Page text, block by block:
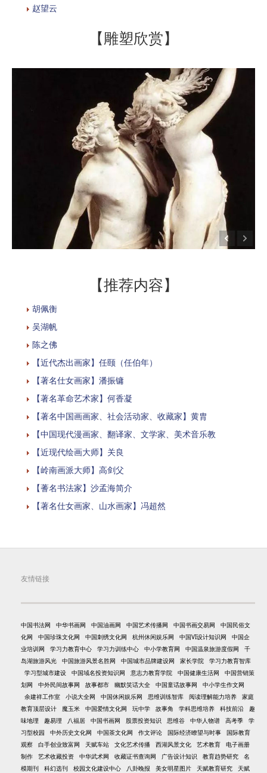
赵望云
【雕塑欣赏】
【推荐内容】
胡佩衡
吴湖帆
陈之佛
【近代杰出画家】任颐（任伯年）
【著名仕女画家】潘振镛
【著名革命艺术家】何香凝
【著名中国画画家、社会活动家、收藏家】黄胄
【中国现代漫画家、翻译家、文学家、美术音乐教
【近现代绘画大师】关良
【岭南画派大师】高剑父
【蓍名书法家】沙孟海简介
【著名仕女画家、山水画家】冯超然
友情链接
中国书法网 中华书画网 中国油画网 中国艺术传播网 中国书画交易网
中国民俗文
化网
中国珍珠文化网 中国刺绣文化网 杭州休闲娱乐网 中国VI设计知识网
中国企
业培训网
学习力教育中心 学习力训练中心 中小学教育网 中国温泉旅游度假网
千
岛湖旅游风光
中国旅游风景名胜网 中国城市品牌建设网 家长学院
学习力教育智库
学习型城市建设
中国域名投资知识网 意志力教育学院 中国健康生活网
中国营销策
划网
中外民间故事网 故事都市 幽默笑话大全 中国童话故事网
中小学生作文网
余建祥工作室
小说大全网 中国休闲娱乐网 思维训练智库 阅读理解能力培养
家庭
教育顶层设计
魔玉米 中国爱情文化网 玩中学 故事角 学科思维培养 科技前沿
趣
味地理
趣易理 八福居 中国书画网 股票投资知识 思维谷 中华人物谱 高考季
学
习型校园
中外历史文化网 中国茶文化网 作文评论 国际经济瞭望与时事
国际教育
观察
白手创业致富网 天赋车站 文化艺术传播 西湖风景文化 艺术教育
电子画册
制作
艺术收藏投资 中华武术网 收藏证书查询网 广告设计知识 教育趋势研究
名
模期刊
科幻选刊 校园文化建设中心 八卦晚报 美女明星图片 天赋教育研究 天赋